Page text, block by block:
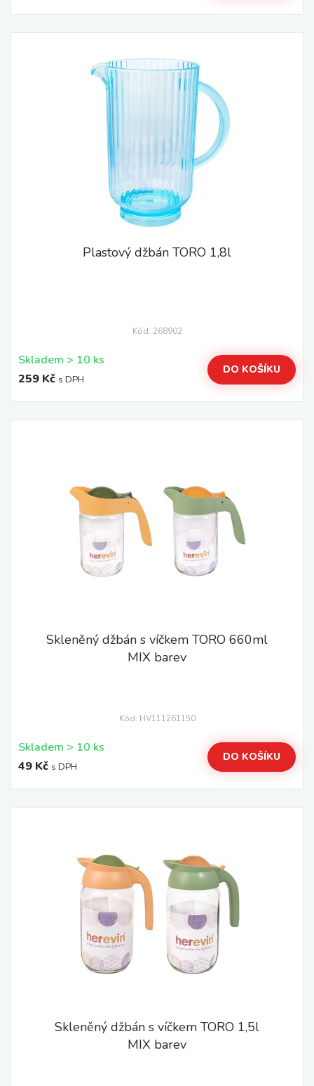
Plastový džbán TORO 1,8l
Kód: 268902
Skladem > 10 ks
259 Kč s DPH
DO KOŠÍKU
Skleněný džbán s víčkem TORO 660ml
MIX barev
Kód: HV111261150
Skladem > 10 ks
49 Kč s DPH
DO KOŠÍKU
Skleněný džbán s víčkem TORO 1,5l
MIX barev